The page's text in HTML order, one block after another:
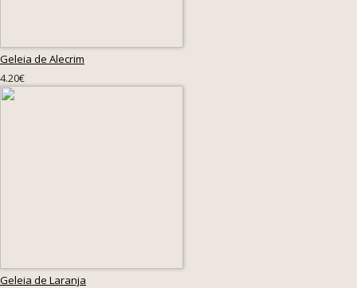
Geleia de Alecrim
4.20€
Geleia de Laranja